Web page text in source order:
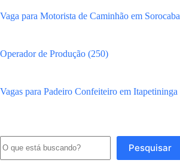
Vaga para Motorista de Caminhão em Sorocaba
Operador de Produção (250)
Vagas para Padeiro Confeiteiro em Itapetininga
Pesquisar